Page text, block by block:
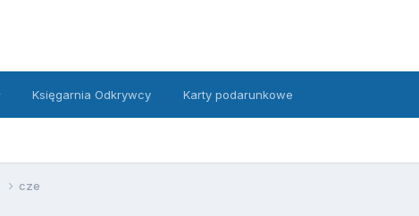
Księgarnia Odkrywcy Karty podarunkowe
cze